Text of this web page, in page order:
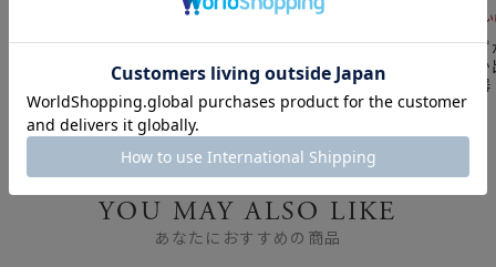
高級洋食器の逸品特集｜
冬を彩る名品コレクショ
高級洋食器の逸品特集｜
名窯と伝統工芸が織りな
す美のコレクション
「残りわ
ぶ、今し
ランド食器
YOU MAY ALSO LIKE
あなたにおすすめの商品